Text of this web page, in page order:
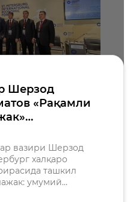
Шерзод
«Рақамли
сессияда
этди
вазири Шерзод
халқаро
ташкил
умумий